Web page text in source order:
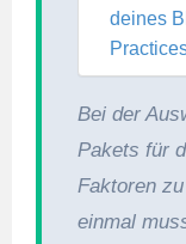
deines
Bei der
Pakets für
Faktoren
einmal